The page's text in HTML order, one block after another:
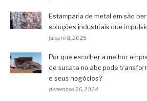
Estamparia de metal em são
soluções industriais que
janeiro 8, 2025
Por que escolher a melhor
de sucata no abc pode
e seus negócios?
dezembro 26, 2024